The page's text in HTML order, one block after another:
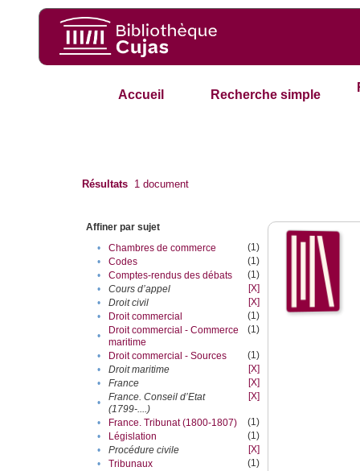
Accueil Recherche simple
Résultats 1 document
Affiner par sujet
•
Chambres de commerce
(1)
•
Codes
(1)
•
Comptes-rendus des débats
(1)
•
Cours d’appel
[X]
•
Droit civil
[X]
•
Droit commercial
(1)
•
Droit commercial - Commerce
maritime
(1)
• Droit commercial - Sources
(1)
•
Droit maritime
[X]
•
France
[X]
•
France. Conseil d’Etat
(1799-....)
[X]
• France. Tribunat (1800-1807)
(1)
•
Législation
(1)
•
Procédure civile
[X]
•
Tribunaux
(1)